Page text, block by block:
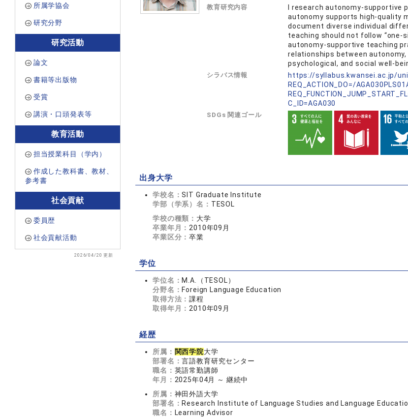
所属学協会
研究分野
研究活動
論文
書籍等出版物
受賞
講演・口頭発表等
教育活動
担当授業科目（学内）
作成した教科書、教材、
参考書
社会貢献
委員歴
社会貢献活動
2026/04/20 更新
教育研究内容
I research autonomy-supportive
autonomy supports high-quality
document diverse individual
teaching should not follow
autonomy-supportive teaching
relationships between
psychological, and social well-
シラバス情報
https://syllabus.kwansei.ac.jp/
REQ_ACTION_DO=/
C_ID=AGA030
SDGs 関連ゴール
出身大学
学校名：SIT Graduate Institute
学部（学系）名： TESOL
学校の種類： 大学
卒業年月： 2010年09月
卒業区分：卒業
学位
学位名： M.A.（TESOL）
分野名： Foreign Language Education
取得方法：課程
取得年月： 2010年09月
経歴
所属： 関西学院大学
部署名：言語教育研究センター
職名： 英語常勤講師
年月： 2025年04月 ～ 継続中
所属： 神田外語大学
部署名： Research Institute of Language Studies and Language
職名： Learning Advisor